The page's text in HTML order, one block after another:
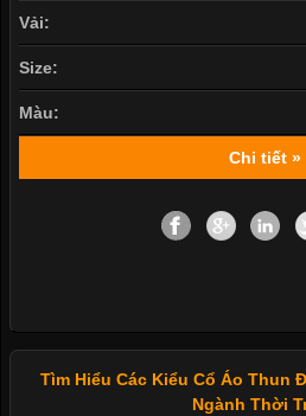
Vải:
Size:
Màu:
Chi tiết »
Tìm Hiểu Các Kiểu Cổ Áo Thun
Ngành Thời